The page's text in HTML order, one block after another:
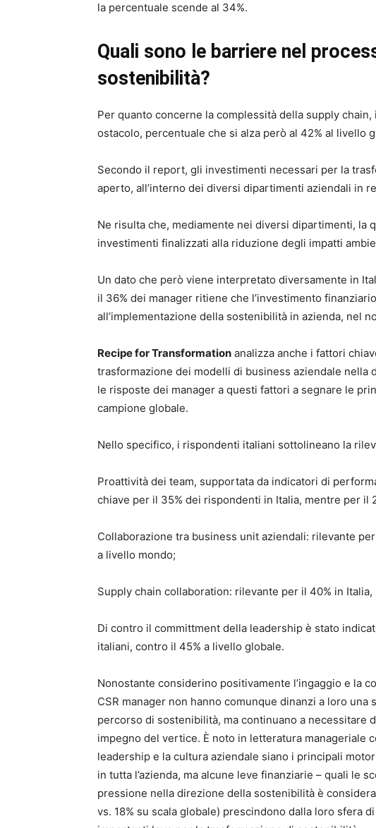
la percentuale scende al 34%.
Quali sono le barriere nel
sostenibilità?
Per quanto concerne la complessità della supply
ostacolo, percentuale che si alza però al 42% al livello
Secondo il report, gli investimenti necessari per la
aperto, all’interno dei diversi dipartimenti aziendali in
Ne risulta che, mediamente nei diversi dipartimenti, la
investimenti finalizzati alla riduzione degli impatti
Un dato che però viene interpretato diversamente in
il 36% dei manager ritiene che l’investimento
all’implementazione della sostenibilità in azienda, nel
Recipe for Transformation analizza anche i fattori
trasformazione dei modelli di business aziendale nella
le risposte dei manager a questi fattori a segnare le
campione globale.
Nello specifico, i rispondenti italiani sottolineano la
Proattività dei team, supportata da indicatori di
chiave per il 35% dei rispondenti in Italia, mentre per il
Collaborazione tra business unit aziendali: rilevante
a livello mondo;
Supply chain collaboration: rilevante per il 40% in
Di contro il committment della leadership è stato
italiani, contro il 45% a livello globale.
Nonostante considerino positivamente l’ingaggio e la
CSR manager non hanno comunque dinanzi a loro
percorso di sostenibilità, ma continuano a necessitare
impegno del vertice. È noto in letteratura manageriale
leadership e la cultura aziendale siano i principali
in tutta l’azienda, ma alcune leve finanziarie – quali le
pressione nella direzione della sostenibilità è
vs. 18% su scala globale) prescindono dalla loro sfera